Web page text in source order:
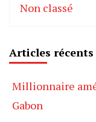
Non classé
Articles récents
Millionnaire
Gabon